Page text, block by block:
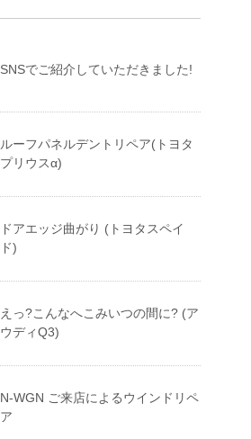
SNSでご紹介していただきました!
ルーフパネルデントリペア(トヨタ
プリウスα)
ドアエッジ曲がり (トヨタスペイ
ド)
えっ?こんなへこみいつの間に? (ア
ウディQ3)
N-WGN ご来店によるウインドリペ
ア